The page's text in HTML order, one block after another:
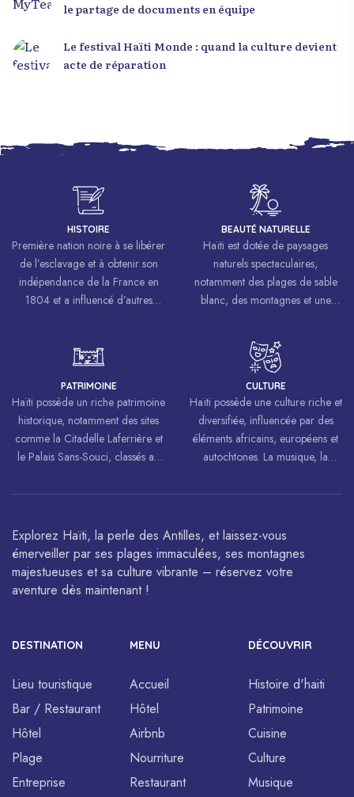
le partage de documents en équipe
Le festival Haïti Monde : quand la culture devient
acte de réparation
HISTOIRE
Première nation noire à se libérer
de l’esclavage et à obtenir son
indépendance de la France en
1804 et a influencé d’autres
luttes pour la liberté et l’égalité.
BEAUTÉ NATURELLE
Haïti est dotée de paysages
naturels spectaculaires,
notamment des plages de sable
blanc, des montagnes et une
PATRIMOINE
Haïti possède un riche patrimoine
historique, notamment des sites
comme la Citadelle Laferrière et
le Palais Sans-Souci, classés au
l’UNESCO.
CULTURE
Haïti possède une culture riche et
diversifiée, influencée par des
éléments africains, européens et
autochtones. La musique, la
sont célébrés à travers le monde.
Explorez Haïti, la perle des Antilles, et laissez-vous
émerveiller par ses plages immaculées, ses montagnes
majestueuses et sa culture vibrante – réservez votre
aventure dès maintenant !
DESTINATION
Lieu touristique
Bar / Restaurant
Hôtel
Plage
Entreprise
MENU
Accueil
Hôtel
Airbnb
Nourriture
Restaurant
DÉCOUVRIR
Histoire d'haiti
Patrimoine
Cuisine
Culture
Musique